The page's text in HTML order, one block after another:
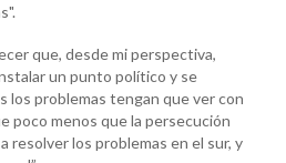
que, desde mi perspectiva,
un punto político y se
los problemas tengan que ver con
poco menos que la persecución
resolver los problemas en el sur, y